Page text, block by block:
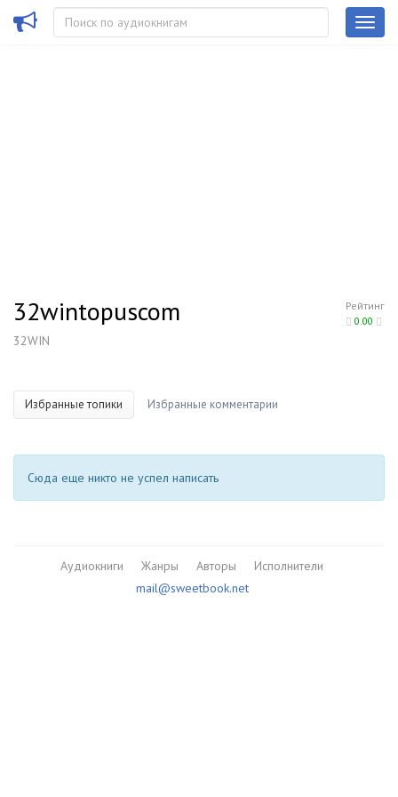
Рейтинг
0.00
32wintopuscom
32WIN
Избранные топики Избранные комментарии
Сюда еще никто не успел написать
Аудиокниги Жанры Авторы
Исполнители
mail@sweetbook.net